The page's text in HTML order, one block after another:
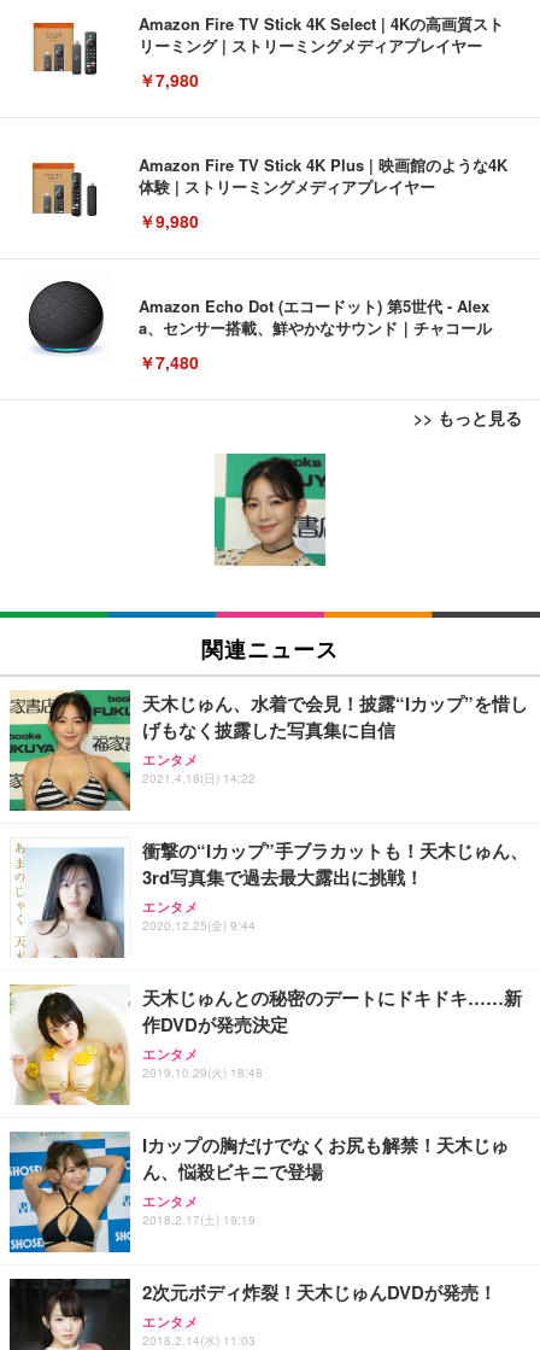
Amazon Fire TV Stick 4K Select | 4Kの高画質スト
リーミング | ストリーミングメディアプレイヤー
￥7,980
Amazon Fire TV Stick 4K Plus | 映画館のような4K
体験 | ストリーミングメディアプレイヤー
￥9,980
Amazon Echo Dot (エコードット) 第5世代 - Alex
a、センサー搭載、鮮やかなサウンド｜チャコール
￥7,480
>> もっと見る
[EdoErgo] オフィスチェア 椅子 テレワーク 疲れな
い 跳ね上げ式アームレスト コンパクト 約105度ロッ
キング pc 事務椅子 360度回転 座面昇降 強化ナイロ
ン樹脂ベース 通気性メッシュ 在宅ワーク H-WY01
(黒網+黒枠+黒足)
SIHOO B100 オフィスチェア／デスクチェア メッシ
ュチェア 人間工学 疲れない ブラック
￥27,999
Sezlife オフィスチェア デスクチェア 疲れない テレ
ワーク チェア 強化バックレスト 30度ロッキング機
能 人間工学 椅子 腰サポート 90度跳ね上げ式アーム
務用 おしゃれ パソコンチェア (ブラック)
Sezlife オフィスチェア デスクチェア 疲れない テレ
ワーク チェア 強化バックレスト 30度ロッキング機
能 人間工学 椅子 腰サポート 90度跳ね上げ式アーム
務用 おしゃれ パソコンチェア (ホワイト)
ANDWINT オフィスチェア デスクチェア 肘なし メ
ッシュ 通気性 ランバーサポート付き 腰サポート ガ
ス圧無段階昇降 360度回転 キャスター付き コンパク
EIZO ビジネス向けプレミアムモニター | FlexScan
EV3240X-WT | 31.5型4K UHD・USB Type-C・ホワ
￥105,595
EIZO ビジネス向けプレミアムモニター | FlexScan
￥109,572
【純正品】27"ゲーミングモニター DualSense 充電
フック付き（CFI-ZDM1J）
【整備済み品】Dell E2724HS 27インチ 液晶モニタ
ー フルHD（1920×1080）VA 非光沢 HDMI/DisplayP
ort/VGA スピーカー内蔵 高さ調整 スイベル VESA対
【MiniLED/24.5inch/280Hz/FHD】GRAPHT THE S
HOOTER Gaming Monitor 24” Essential ゲーミン
グモニター QD 24.5インチ 1ms FHD 量子ドット 残
Amazonベーシック ペットシーツ 薄型 レギュラー 1
回使い捨て 無香料 ホワイト 300枚
Amazonベーシック ペットシーツ 厚型 ワイド 42枚
x2袋(84枚) ホワイト(吸収面:ライトブルー)
￥3,234
ネオ・ルーライフ ネオ・オムツ L 中型犬用 26枚入
り 単品
Smart Basic(スマートベーシック) 【Amazon.co.jp
限定】 Smart Basic アイリスオーヤマ ペットシーツ
超厚型 お徳用 ワイド 100枚入 (x 1) (ケース販売)
アイリスオーヤマ ペットシーツ 超厚型 お徳用 レギ
ュラー 200枚入【Amazon.co.jp限定】
関連ニュース
天木じゅん、水着で会見！披露“Iカップ”を惜し
げもなく披露した写真集に自信
エンタメ
2021.4.18(日) 14:22
衝撃の“Iカップ”手ブラカットも！天木じゅん、
3rd写真集で過去最大露出に挑戦！
エンタメ
2020.12.25(金) 9:44
天木じゅんとの秘密のデートにドキドキ……新
作DVDが発売決定
エンタメ
2019.10.29(火) 18:48
Iカップの胸だけでなくお尻も解禁！天木じゅ
ん、悩殺ビキニで登場
エンタメ
2018.2.17(土) 19:19
2次元ボディ炸裂！天木じゅんDVDが発売！
エンタメ
2018.2.14(水) 11:03